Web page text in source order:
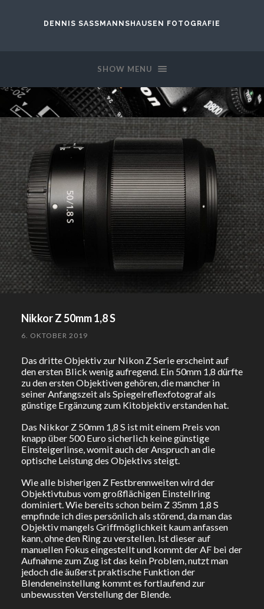
DENNIS SASSMANNSHAUSEN FOTOGRAFIE
SHOW MENU
Nikkor Z 50mm 1,8 S
6. OKTOBER 2019
Das dritte Objektiv zur Nikon Z Serie erscheint auf
den ersten Blick wenig aufregend. Ein 50mm 1,8 dürfte
zu den ersten Objektiven gehören, die mancher in
seiner Anfangszeit als Spiegelreflexfotograf als
günstige Ergänzung zum Kitobjektiv erstanden hat.
Das Nikkor Z 50mm 1,8 S ist mit einem Preis von
knapp über 500 Euro sicherlich keine günstige
Einsteigerlinse, womit auch der Anspruch an die
optische Leistung des Objektivs steigt.
Wie alle bisherigen Z Festbrennweiten wird der
Objektivtubus vom großflächigen Einstellring
dominiert. Wie bereits schon beim Z 35mm 1,8 S
empfinde ich dies persönlich als störend, da man das
Objektiv mangels Griffmöglichkeit kaum anfassen
kann, ohne den Ring zu verstellen. Ist dieser auf
manuellen Fokus eingestellt und kommt der AF bei der
Aufnahme zum Zug ist das kein Problem, nutzt man
jedoch die äußerst praktische Funktion der
Blendeneinstellung kommt es fortlaufend zur
unbewussten Verstellung der Blende.